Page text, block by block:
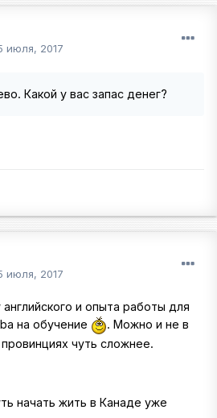
июля, 2017
Какой у вас запас денег?
июля, 2017
и опыта работы для
на обучение
. Можно и не в
чуть сложнее.
начать жить в Канаде уже